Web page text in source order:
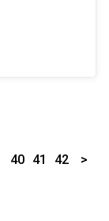
40 41 42 >